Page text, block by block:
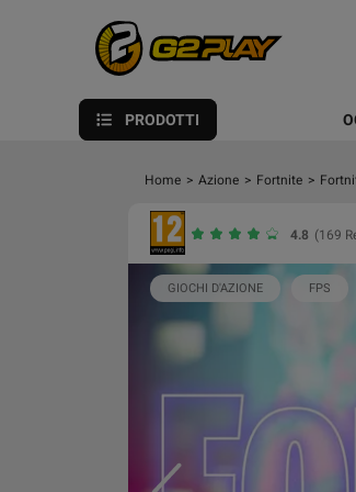
PRODOTTI
Home > Azione > Fortnite >
4.8 (169
GIOCHI D'AZIONE FPS